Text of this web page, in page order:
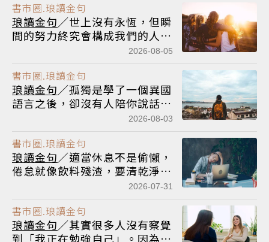
書市圈.琅讀金句
琅讀金句／世上沒有永恆，但瞬
間的努力終究會構成我們的人
生。我決定相信，此刻的閃耀就
2026-08-05
書市圈.琅讀金句
琅讀金句／孤獨是學了一個異國
語言之後，卻沒有人陪你說話，
只能在家對著空氣自言自語2026-08-03
書市圈.琅讀金句
琅讀金句／適當休息不是偷懶，
倦怠就像飲料殘渣，要清乾淨、
晾乾，才能變回閃閃發亮的杯子
2026-07-31
書市圈.琅讀金句
琅讀金句／其實很多人沒有察覺
到「我正在勉強自己」。因為勉